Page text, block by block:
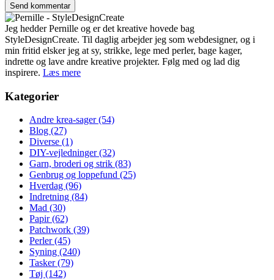
Jeg hedder Pernille og er det kreative hovede bag
StyleDesignCreate. Til daglig arbejder jeg som webdesigner, og i
min fritid elsker jeg at sy, strikke, lege med perler, bage kager,
indrette og lave andre kreative projekter. Følg med og lad dig
inspirere. Læs mere
Kategorier
Andre krea-sager(54)
Blog (27)
Diverse (1)
DIY-vejledninger(32)
Garn, broderi og strik (83)
Genbrug og loppefund (25)
Hverdag (96)
Indretning (84)
Mad (30)
Papir(62)
Patchwork (39)
Perler(45)
Syning (240)
Tasker(79)
Tøj (142)